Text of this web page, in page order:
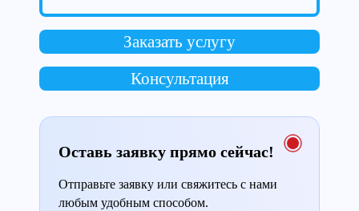
Заказать услугу
Консультация
Оставь заявку прямо сейчас!
Отправьте заявку или свяжитесь с нами
любым удобным способом.